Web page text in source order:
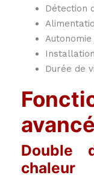
Détection
Autonomie
Durée de
Double
chaleur